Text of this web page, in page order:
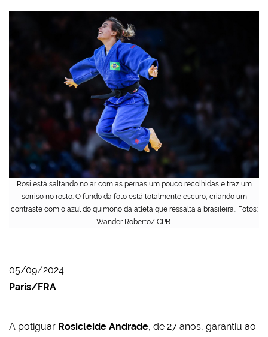
Rosi está saltando no ar com as pernas um pouco recolhidas e traz um
sorriso no rosto. O fundo da foto está totalmente escuro, criando um
contraste com o azul do quimono da atleta que ressalta a brasileira.. Fotos:
Wander Roberto/ CPB.
05/09/2024
Paris/FRA
A potiguar Rosicleide Andrade, de 27 anos, garantiu ao